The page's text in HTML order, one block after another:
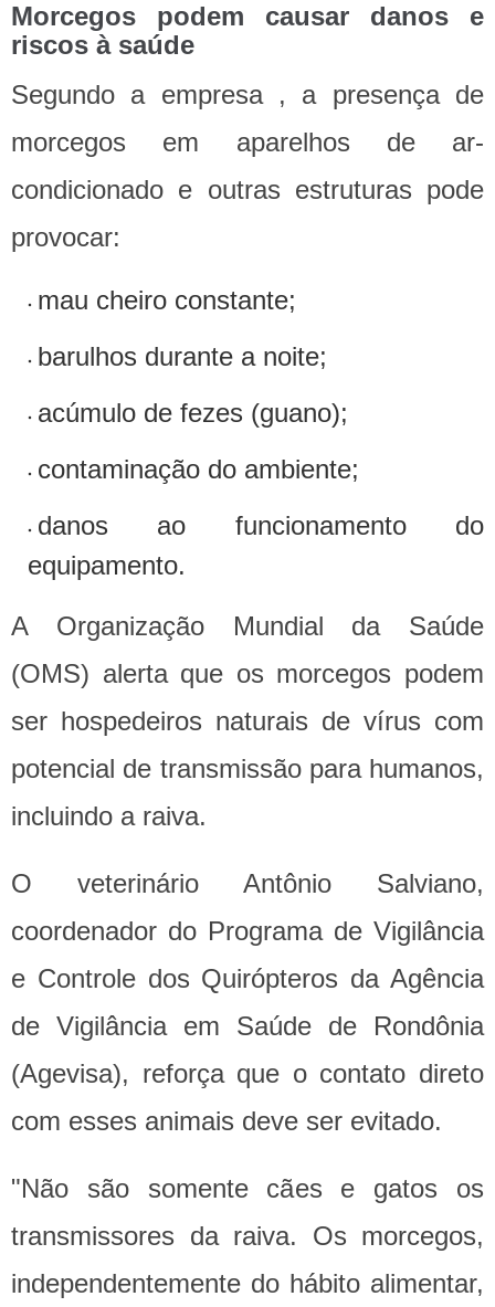
Morcegos podem causar danos e
riscos à saúde
Segundo a empresa , a presença de
morcegos em aparelhos de ar-
condicionado e outras estruturas pode
provocar:
mau cheiro constante;
barulhos durante a noite;
acúmulo de fezes (guano);
contaminação do ambiente;
danos ao funcionamento do
equipamento.
A Organização Mundial da Saúde
(OMS) alerta que os morcegos podem
ser hospedeiros naturais de vírus com
potencial de transmissão para humanos,
incluindo a raiva.
O veterinário Antônio Salviano,
coordenador do Programa de Vigilância
e Controle dos Quirópteros da Agência
de Vigilância em Saúde de Rondônia
(Agevisa), reforça que o contato direto
com esses animais deve ser evitado.
"Não são somente cães e gatos os
transmissores da raiva. Os morcegos,
independentemente do hábito alimentar,